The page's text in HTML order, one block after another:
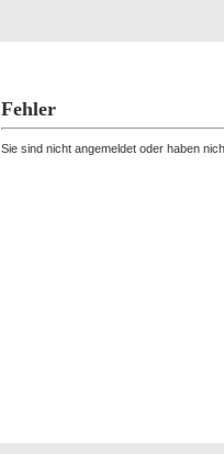
Fehler
Sie sind nicht angemeldet oder haben